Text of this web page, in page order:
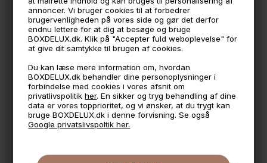
annoncer. Vi bruger cookies til at forbedrer
brugervenligheden på vores side og gør det derfor
endnu lettere for at dig at besøge og bruge
BOXDELUX.dk. Klik på "Accepter fuld weboplevelse" for
at give dit samtykke til brugen af cookies.
Du kan læse mere information om, hvordan
BOXDELUX.dk behandler dine personoplysninger i
forbindelse med cookies i vores afsnit om
privatlivspolitikher. En sikker og tryg behandling af dine
data er vores topprioritet, og vi ønsker, at du trygt kan
bruge BOXDELUX.dk i denne forvisning. Se også
Google privatslivspoltik her.
Måler ca.:
46,2 x 61,2 cm.
10 cm. dyb
- Hvert rum måler ca. 13,5 x 13,5 cm. indvendigt
Tykkelsen på træet er ca. 15mm.
Fingertappet
**Se sidste billedefor indvendigecirkamål på produktet.
- Massiv egetræ
- Olieret & Imprægneret
- Lang holdbarhed
- Unikt håndværk
- Skruer medfølger ikke